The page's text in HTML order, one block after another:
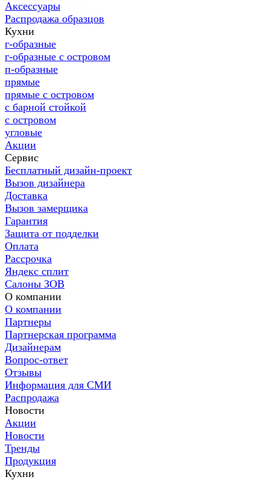
Аксессуары
Распродажа образцов
Кухни
г-образные
г-образные с островом
п-образные
прямые
прямые с островом
с барной стойкой
с островом
угловые
Акции
Сервис
Бесплатный дизайн-проект
Вызов дизайнера
Доставка
Вызов замерщика
Гарантия
Защита от подделки
Оплата
Рассрочка
Яндекс сплит
Салоны ЗОВ
О компании
О компании
Партнеры
Партнерская программа
Дизайнерам
Вопрос-ответ
Отзывы
Информация для СМИ
Распродажа
Новости
Акции
Новости
Тренды
Продукция
Кухни